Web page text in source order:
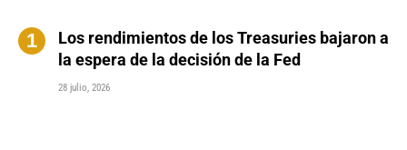
Los rendimientos de los Treasuries bajaron a
la espera de la decisión de la Fed
28 julio, 2026